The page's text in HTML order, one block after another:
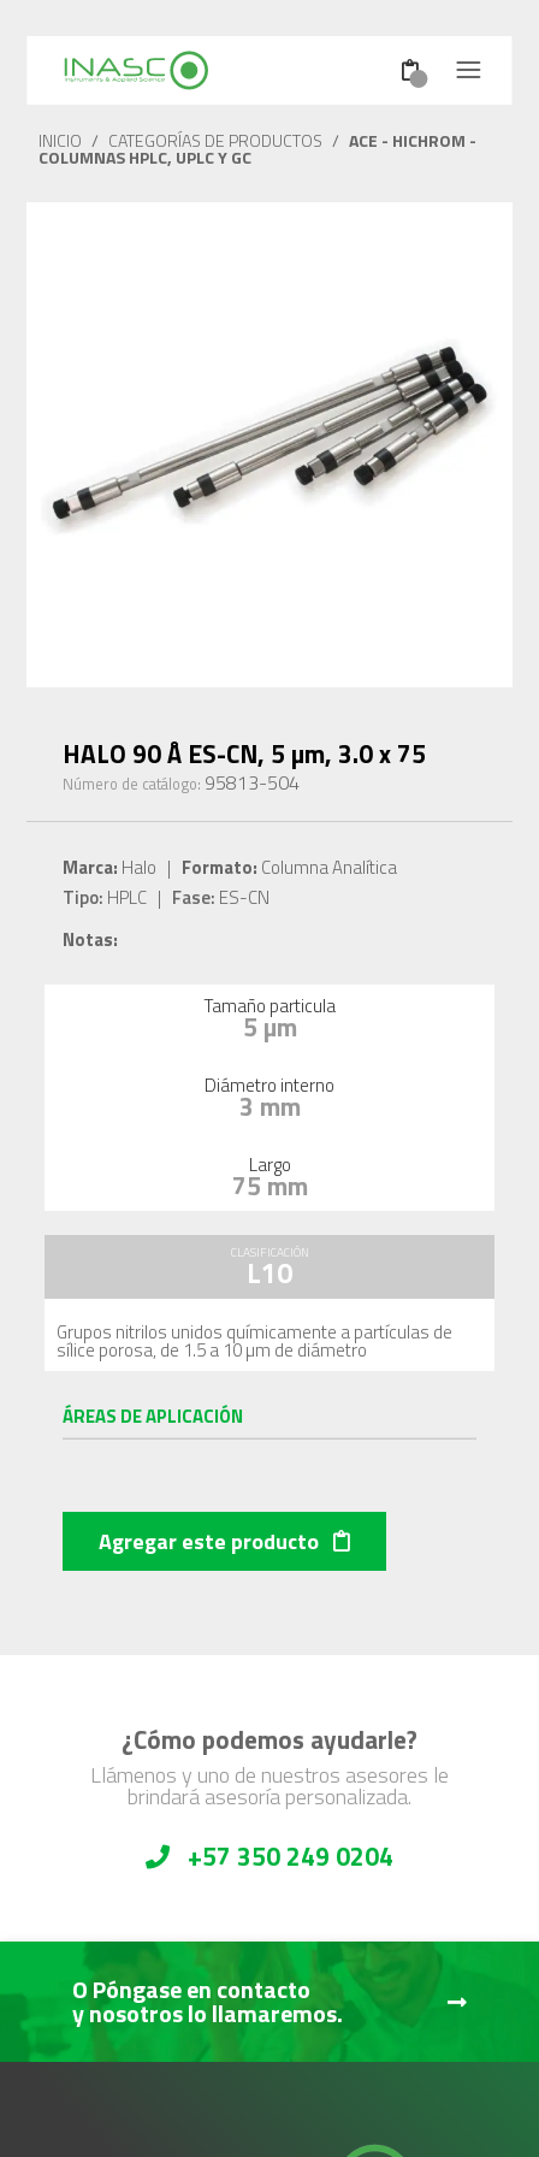
INICIO / CATEGORÍAS DE PRODUCTOS / ACE - HICHROM -
COLUMNAS HPLC, UPLC Y GC
HALO 90 Å ES-CN, 5 µm, 3.0 x 75
Número de catálogo: 95813-504
Marca: Halo | Formato: Columna Analítica
Tipo: HPLC | Fase: ES-CN
Notas:
Tamaño particula
5 µm
Diámetro interno
3 mm
Largo
75 mm
CLASIFICACIÓN
L10
Grupos nitrilos unidos químicamente a partículas de
sílice porosa, de 1.5 a 10 µm de diámetro
ÁREAS DE APLICACIÓN
Agregar este producto
¿Cómo podemos ayudarle?
Llámenos y uno de nuestros asesores le
brindará asesoría personalizada.
+57 350 249 0204
O Póngase en contacto
y nosotros lo llamaremos.